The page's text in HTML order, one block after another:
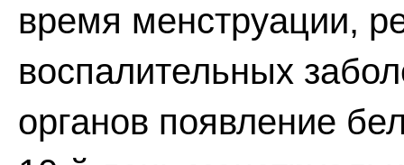
время менструации,
воспалительных
органов появление